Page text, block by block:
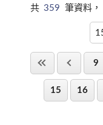
共 359 筆資料，
9
15 16